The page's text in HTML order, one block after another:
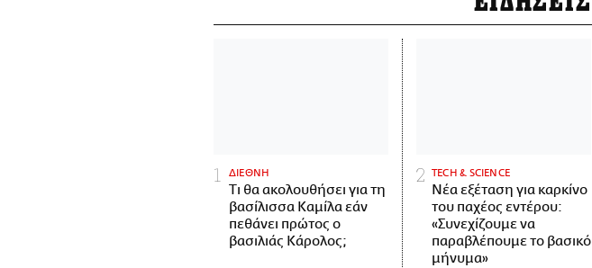
ΔΙΕΘΝΗ
Τι θα ακολουθήσει για τη
βασίλισσα Καμίλα εάν
πεθάνει πρώτος ο
βασιλιάς Κάρολος;
ΤECH & SCIENCE
Νέα εξέταση για καρκίνο
του παχέος εντέρου:
«Συνεχίζουμε να
παραβλέπουμε το βασικό
μήνυμα»